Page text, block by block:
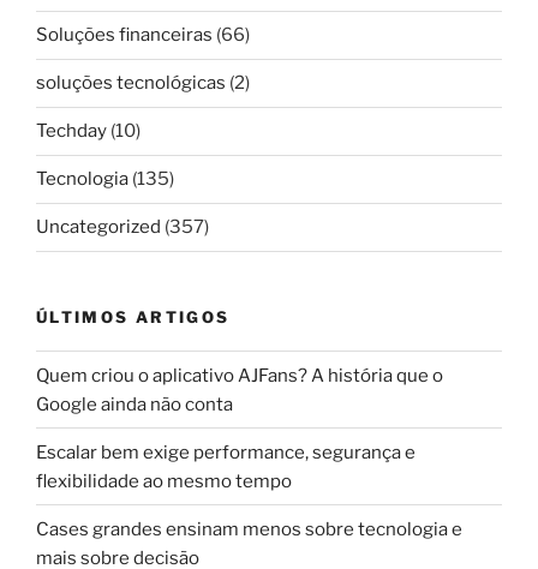
Soluções financeiras (66)
soluções tecnológicas (2)
Techday (10)
Tecnologia (135)
Uncategorized (357)
ÚLTIMOS ARTIGOS
Quem criou o aplicativo AJFans? A história que o
Google ainda não conta
Escalar bem exige performance, segurança e
flexibilidade ao mesmo tempo
Cases grandes ensinam menos sobre tecnologia e
mais sobre decisão